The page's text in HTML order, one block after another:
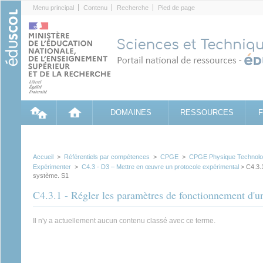
Menu principal Contenu Recherche Pied de page
DOMAINES RESSOURCES
Accueil > Référentiels par compétences > CPGE > CPGE Physique
Expérimenter > C4.3 - D3 – Mettre en œuvre un protocole expérimental >
système. S1
C4.3.1 - Régler les paramètres de fonctionnement
Il n'y a actuellement aucun contenu classé avec ce terme.